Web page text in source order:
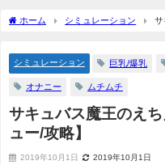
ホーム シミュレーション
サ
シミュレーション 巨乳/爆乳
オナニー ムチムチ
サキュバス魔王のえ
ュー/攻略】
2019年10月1日 2019年10月1日